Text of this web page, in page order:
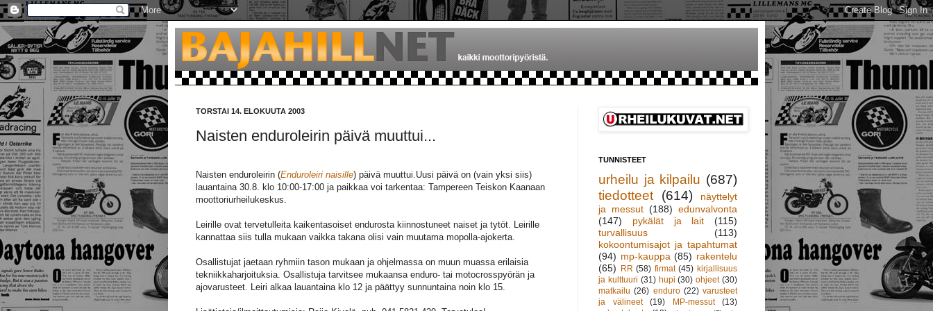
TORSTAI 14. ELOKUUTA 2003
Naisten enduroleirin päivä muuttui...
Naisten enduroleirin (Enduroleiri naisille) päivä muuttui.Uusi päivä on (vain yksi siis)
lauantaina 30.8. klo 10:00-17:00 ja paikkaa voi tarkentaa: Tampereen Teiskon Kaanaan
moottoriurheilukeskus.
Leirille ovat tervetulleita kaikentasoiset endurosta kiinnostuneet naiset ja tytöt. Leirille
kannattaa siis tulla mukaan vaikka takana olisi vain muutama mopolla-ajokerta.
Osallistujat jaetaan ryhmiin tason mukaan ja ohjelmassa on muun muassa erilaisia
tekniikkaharjoituksia. Osallistuja tarvitsee mukaansa enduro- tai motocrosspyörän ja
ajovarusteet. Leiri alkaa lauantaina klo 12 ja päättyy sunnuntaina noin klo 15.
TUNNISTEET
urheilu ja kilpailu (687)
tiedotteet
(614)
näyttelyt
ja messut (188) edunvalvonta
(147)
pykälät ja lait
(115)
turvallisuus
(113)
kokoontumisajot ja tapahtumat
(94) mp-kauppa (85) rakentelu
(65)
RR (58) firmat (45) kirjallisuus
ja kulttuuri (31) hupi (30) ohjeet (30)
matkailu (26) enduro (22) varusteet
ja välineet
(19) MP-messut
(13)